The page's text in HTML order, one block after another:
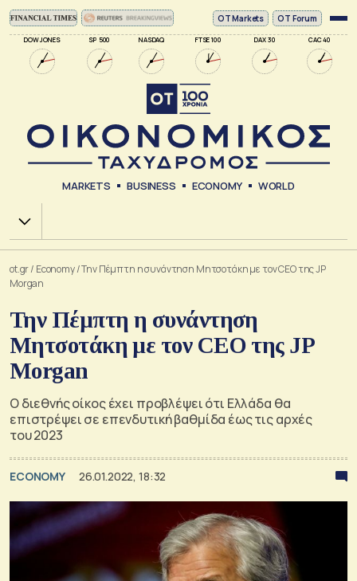
DOW JONES SP 500 NASDAQ FTSE 100 DAX 30 CAC 40
ΟΤ Markets OT Forum
MARKETS BUSINESS ECONOMY WORLD
Χ.Α.
ot.gr/ Economy/Την Πέμπτη η συνάντηση Μητσοτάκη με τον CEO της JP
Morgan
Την Πέμπτη η συνάντηση
Μητσοτάκη με τον CEO της JP
Morgan
Ο διεθνής οίκος έχει προβλέψει ότι Ελλάδα θα
επιστρέψει σε επενδυτική βαθμίδα έως τις αρχές
του 2023
ECONOMY 26.01.2022, 18:32